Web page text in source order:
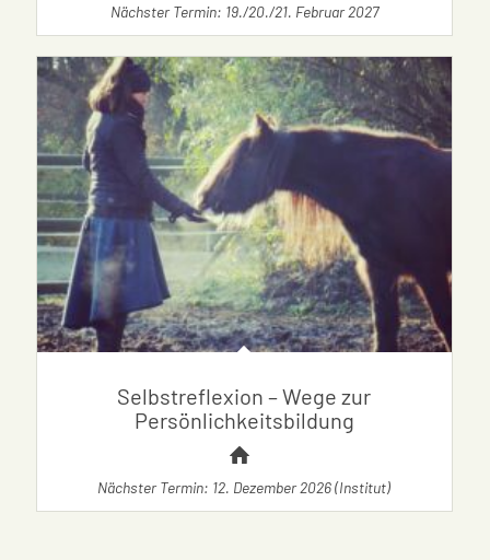
Nächster Termin: 19./20./21. Februar 2027
Selbstreflexion – Wege zur
Persönlichkeitsbildung
Nächster Termin: 12. Dezember 2026 (Institut)